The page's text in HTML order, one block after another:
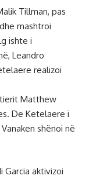
Tillman, pas
mashtroi
ishte i
Leandro
realizoi
Matthew
De Ketelaere i
shënoi në
Garcia aktivizoi